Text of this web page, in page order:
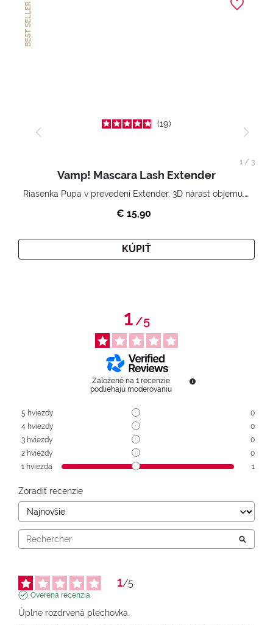
BEST SELLER
19
Vamp! Mascara Lash Extender
Riasenka Pupa v prevedení Extender. 3D nárast objemu. Nekonečne zhutnené a nadvihnuté riasy.
€ 15,90
KÚPIŤ
1/ 3
1/5
Založené na 1 recenzie
podliehajú moderovaniu
5 hviezdy
0
4 hviezdy
0
3 hviezdy
0
2 hviezdy
0
1 hviezda 1
Zoradiť recenzie
1/5
Overená recenzia
Úplne rozdrvená plechovka.